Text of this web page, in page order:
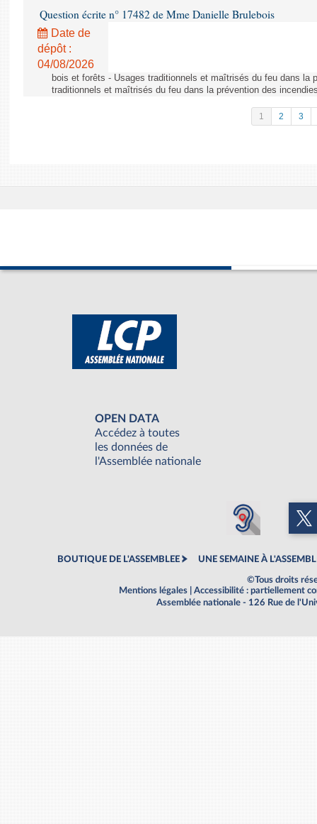
Question écrite n° 17482 de Mme Danielle Brulebois
Date de
dépôt :
04/08/2026
bois et forêts - Usages traditionnels et maîtrisés du feu dans la
traditionnels et maîtrisés du feu dans la prévention des
1 2 3
OPEN DATA
Accédez à toutes
les données de
l'Assemblée nationale
BOUTIQUE DE L'ASSEMBLEE UNE SEMAINE À
©Tous droits
Mentions légales
Accessibilité : partiellement
Assemblée nationale - 126 Rue de